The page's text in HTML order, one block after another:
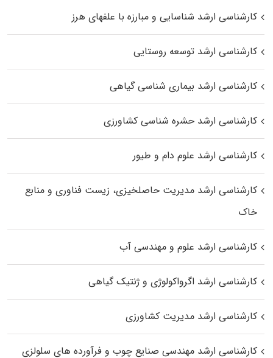
کارشناسی ارشد شناسایی و مبارزه با علفهای هرز
کارشناسی ارشد توسعه روستایی
کارشناسی ارشد بیماری‌ شناسی گیاهی
کارشناسی ارشد حشره‌ شناسی کشاورزی
کارشناسی ارشد علوم دام و طیور
کارشناسی ارشد مدیریت حاصلخیزی، زیست فناوری و منابع
خاک
کارشناسی ارشد علوم و مهندسی آب
کارشناسی ارشد اگرواکولوژی و ژنتیک گیاهی
کارشناسی ارشد مدیریت کشاورزی
کارشناسی ارشد مهندسی صنایع چوب و فرآورده‌ های سلولزی